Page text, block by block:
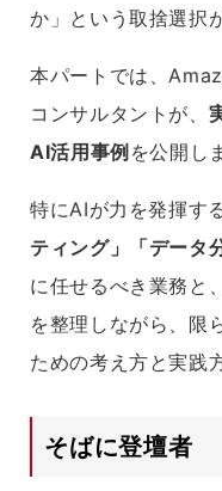
か」という取捨選択
本パートでは、
コンサルタントが、
AI活用事例を公開し
特にAIが力を発揮す
ティング」「データ
に任せるべき業務と
を整理しながら、限
ための考え方と実践
そばに登壇者